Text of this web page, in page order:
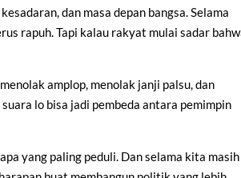
dan masa depan bangsa. Selama
rapuh. Tapi kalau rakyat mulai sadar
amplop, menolak janji palsu, dan
lo bisa jadi pembeda antara pemimpin
yang paling peduli. Dan selama kita masih